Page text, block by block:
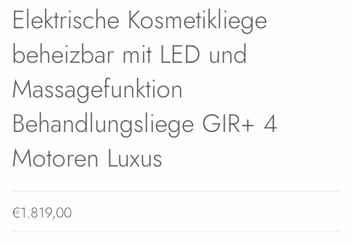
Elektrische Kosmetikliege
beheizbar mit LED und
Massagefunktion
Behandlungsliege GIR+ 4
Motoren Luxus
€1.819,00